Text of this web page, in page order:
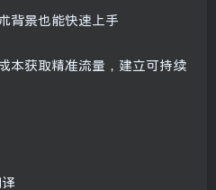
背景也能快速上手
本获取精准流量，建立可持续